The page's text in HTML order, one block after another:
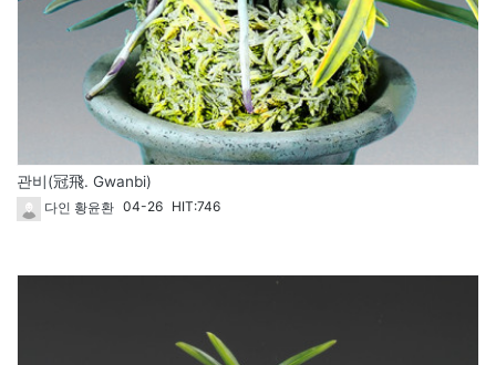
관비(冠飛. Gwanbi)
다인 황윤환 04-26 HIT:746